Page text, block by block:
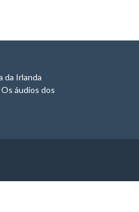
da Irlanda
áudios dos